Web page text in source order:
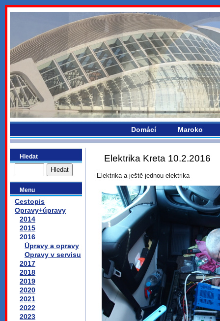
bydlikemevropou.com
Domácí Maroko
Hledat
Menu
Cestopis
Opravy+úpravy
2014
2015
2016
Úpravy a opravy
Opravy v servisu
2017
2018
2019
2020
2021
2022
2023
Elektrika Kreta 10.2.2016
Elektrika a ještě jednou elektrika